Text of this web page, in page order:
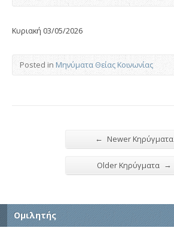
Κυριακή 03/05/2026
Posted in Μηνύματα Θείας Κοινωνίας
← Newer Κηρύγματα
Older Κηρύγματα →
Ομιλητής